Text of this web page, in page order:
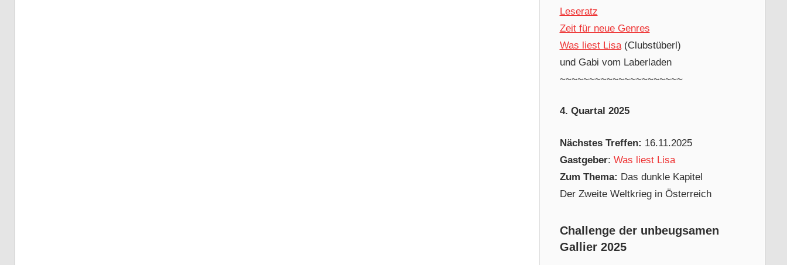
Leseratz
Zeit für neue Genres
Was liest Lisa(Clubstüberl)
und Gabi vom Laberladen
~~~~~~~~~~~~~~~~~~~~~
4. Quartal 2025
Nächstes Treffen: 16.11.2025
Gastgeber: Was liest Lisa
Zum Thema: Das dunkle Kapitel
Der Zweite Weltkrieg in Österreich
Challenge der unbeugsamen
Gallier 2025